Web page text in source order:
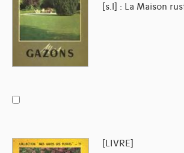
[s.l] : La Maison
[LIVRE]